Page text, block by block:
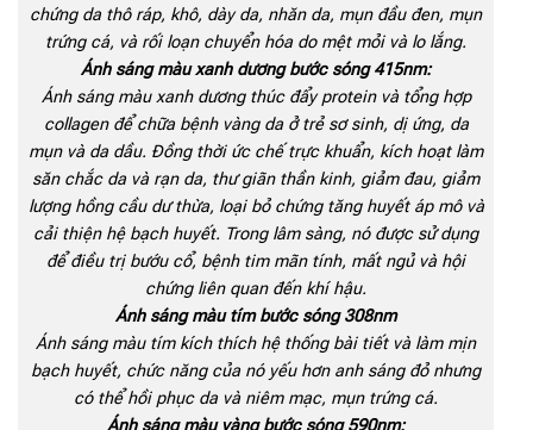
chứng da thô ráp, khô, dày da, nhăn da, mụn đầu đen, mụn
trứng cá, và rối loạn chuyển hóa do mệt mỏi và lo lắng.
Ánh sáng màu xanh dương bước sóng 415nm:
Ánh sáng màu xanh dương thúc đẩy protein và tổng hợp
collagen để chữa bệnh vàng da ở trẻ sơ sinh, dị ứng, da
mụn và da dầu. Đồng thời ức chế trực khuẩn, kích hoạt làm
săn chắc da và rạn da, thư giãn thần kinh, giảm đau, giảm
lượng hồng cầu dư thừa, loại bỏ chứng tăng huyết áp mô và
cải thiện hệ bạch huyết. Trong lâm sàng, nó được sử dụng
để điều trị bướu cổ, bệnh tim mãn tính, mất ngủ và hội
chứng liên quan đến khí hậu.
Ánh sáng màu tím bước sóng 308nm
Ánh sáng màu tím kích thích hệ thống bài tiết và làm mịn
bạch huyết, chức năng của nó yếu hơn anh sáng đỏ nhưng
có thể hồi phục da và niêm mạc, mụn trứng cá.
Ánh sáng màu vàng bước sóng 590nm: